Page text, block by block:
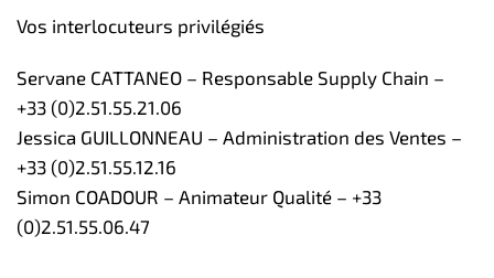
Vos interlocuteurs privilégiés
Servane CATTANEO – Responsable Supply Chain –
+33 (0)2.51.55.21.06
Jessica GUILLONNEAU – Administration des Ventes –
+33 (0)2.51.55.12.16
Simon COADOUR – Animateur Qualité – +33
(0)2.51.55.06.47